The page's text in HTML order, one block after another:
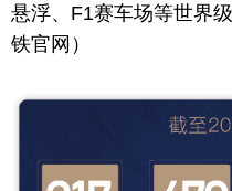
悬浮、F1赛车场等世界
铁官网）